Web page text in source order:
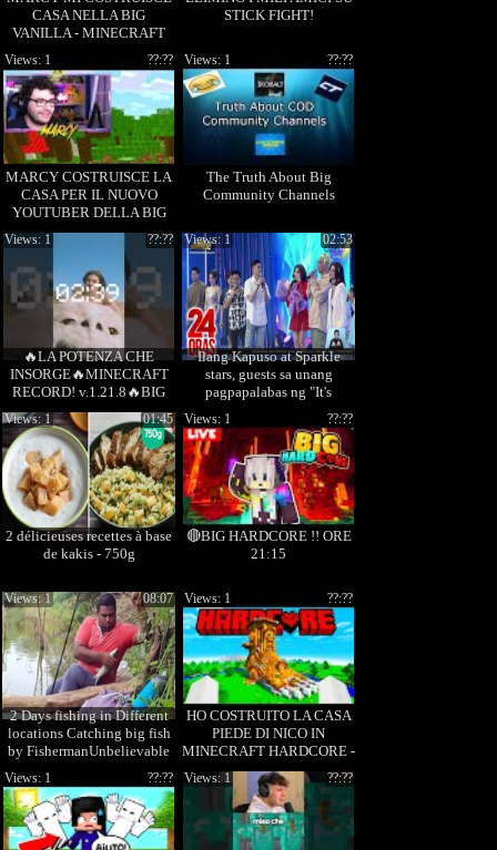
CASA NELLA BIG
VANILLA - MINECRAFT
STICK FIGHT!
MARCY COSTRUISCE LA
CASA PER IL NUOVO
YOUTUBER DELLA BIG
VANILLA! - Minecraft
??:??
Views: 1
The Truth About Big
Community Channels
??:??
Views: 1
🔥LA POTENZA CHE
INSORGE🔥MINECRAFT
RECORD! v.1.21.8🔥BIG
HC GAMING🔥MC🔥VS🔥
KSP🔥PZ🔥SDR&R🔥
??:??
Views: 1
Ilang Kapuso at Sparkle
stars, guests sa unang
pagpapalabas ng "It's
Showtime" sa GMA bukas |
24 Ora
02:53
Views: 1
2 délicieuses recettes à base
de kakis - 750g
01:45
Views: 1
🔴BIG HARDCORE !! ORE
21:15
??:??
Views: 1
2 Days fishing in Different
locations Catching big fish
by FishermanUnbelievable
fishing video_1080
08:07
Views: 1
HO COSTRUITO LA CASA
PIEDE DI NICO IN
MINECRAFT HARDCORE -
Ep. 72
??:??
Views: 1
??:??
Views: 1 ??:??
Views: 1